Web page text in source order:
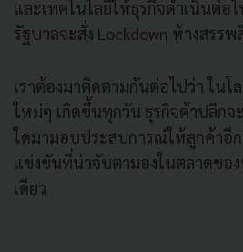
และเทคโนโลยีให้ธุรกิจดำเนินต่อ
รัฐบาลจะสั่ง Lockdown ห้างสรร
เราต้องมาติดตามกันต่อไปว่า ในโ
ใหม่ๆ เกิดขึ้นทุกวัน ธุรกิจค้าปลีกจ
ใดมามอบประสบการณ์ให้ลูกค้าอีก
แข่งขันที่น่าจับตามองในตลาดของ
เดียว